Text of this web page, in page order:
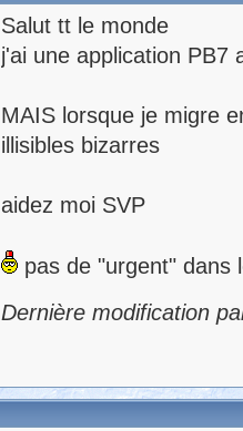
Salut tt le monde
j'ai une application PB7
MAIS lorsque je migre
illisibles bizarres
aidez moi SVP
pas de "urgent"
Dernière modification